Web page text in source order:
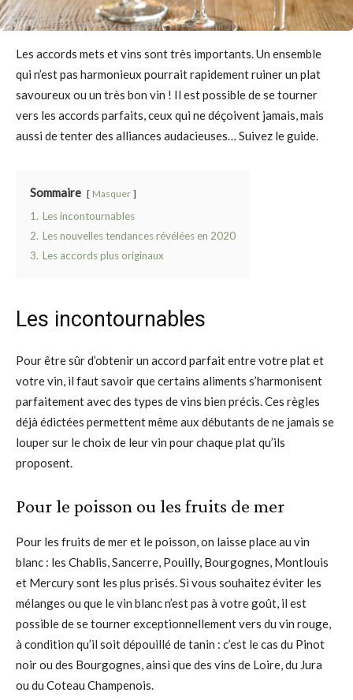
Les accords mets et vins sont très importants. Un ensemble
qui n’est pas harmonieux pourrait rapidement ruiner un plat
savoureux ou un très bon vin ! Il est possible de se tourner
vers les accords parfaits, ceux qui ne déçoivent jamais, mais
aussi de tenter des alliances audacieuses… Suivez le guide.
Sommaire Masquer
1. Les incontournables
2. Les nouvelles tendances révélées en 2020
3. Les accords plus originaux
Les incontournables
Pour être sûr d’obtenir un accord parfait entre votre plat et
votre vin, il faut savoir que certains aliments s’harmonisent
parfaitement avec des types de vins bien précis. Ces règles
déjà édictées permettent même aux débutants de ne jamais se
louper sur le choix de leur vin pour chaque plat qu’ils
proposent.
Pour le poisson ou les fruits de mer
Pour les fruits de mer et le poisson, on laisse place au vin
blanc : les Chablis, Sancerre, Pouilly, Bourgognes, Montlouis
et Mercury sont les plus prisés. Si vous souhaitez éviter les
mélanges ou que le vin blanc n’est pas à votre goût, il est
possible de se tourner exceptionnellement vers du vin rouge,
à condition qu’il soit dépouillé de tanin : c’est le cas du Pinot
noir ou des Bourgognes, ainsi que des vins de Loire, du Jura
ou du Coteau Champenois.